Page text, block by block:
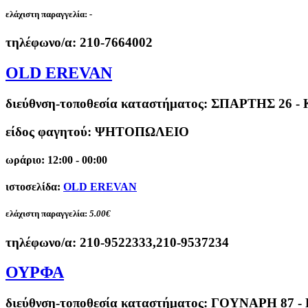
ελάχιστη παραγγελία: -
τηλέφωνο/α: 210-7664002
OLD EREVAN
διεύθνση-τοποθεσία καταστήματος: ΣΠΑΡΤΗΣ 26 -
είδος φαγητού: ΨΗΤΟΠΩΛΕΙΟ
ωράριο: 12:00 - 00:00
ιστοσελίδα: OLD EREVAN
ελάχιστη παραγγελία: 5.00€
τηλέφωνο/α: 210-9522333,210-9537234
ΟΥΡΦΑ
διεύθνση-τοποθεσία καταστήματος: ΓΟΥΝΑΡΗ 87 -